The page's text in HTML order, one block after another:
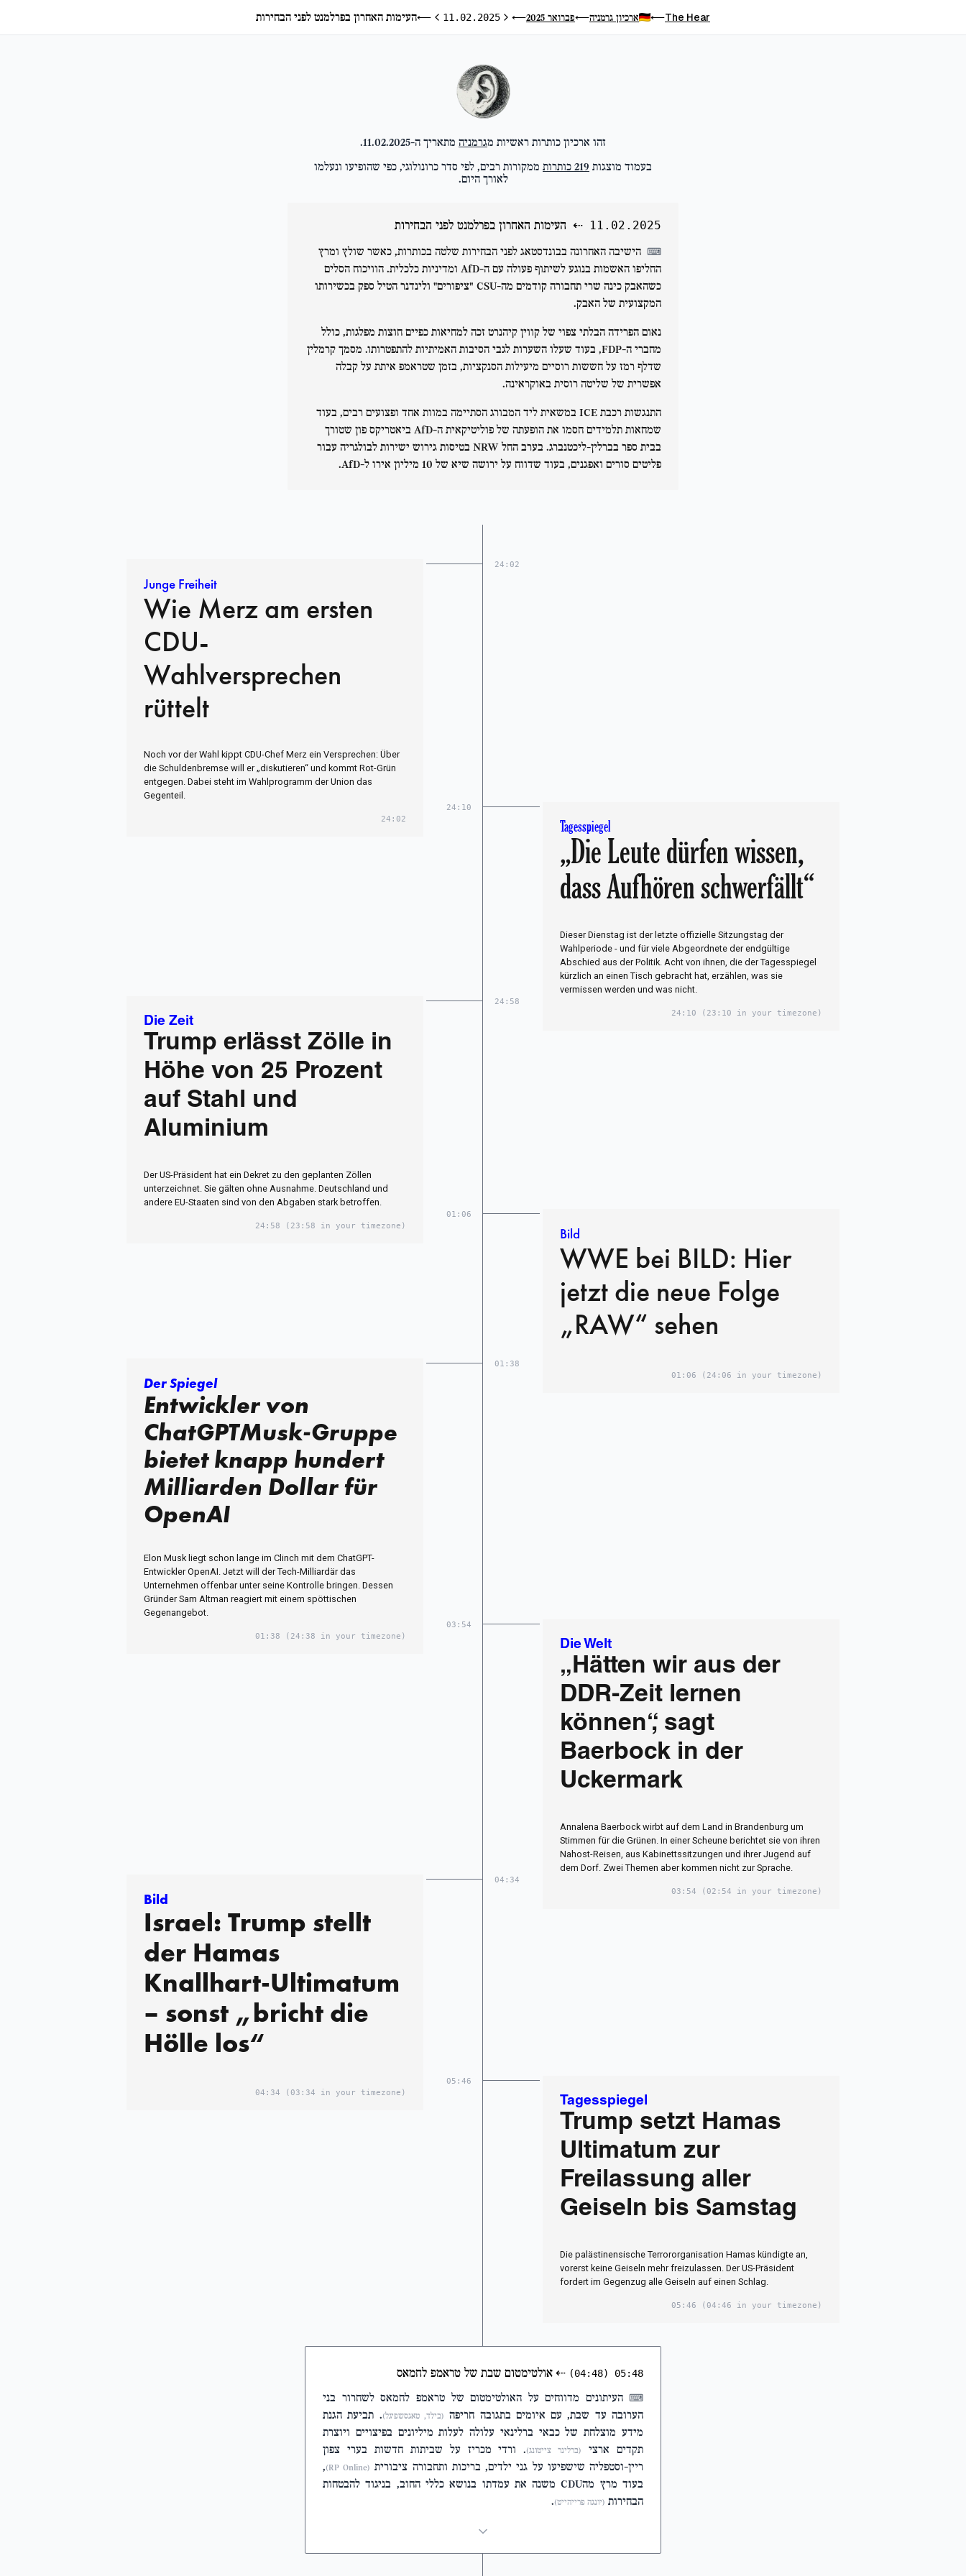
The Hear
⟵ ארכיון גרמניה⟵פברואר 2025 ⟵היום הקודם
11.02.2025 היום הבא
⟵העימות האחרון בפרלמנט לפני הבחירות
זהו ארכיון כותרות ראשיות מגרמניה מתאריך ה-11.02.2025
.
בעמוד מוצגות 219 כותרות ממקורות רבים, לפי סדר כרונולוגי, כפי שהופיעו ונעלמו
לאורך היום.
11.02.2025
⇠ העימות האחרון בפרלמנט לפני הבחירות
⌨ הישיבה האחרונה בבונדסטאג לפני הבחירות שלטה בכותרות, כאשר שולץ ומרץ
החליפו האשמות בנוגע לשיתוף פעולה עם ה-AfD ומדיניות כלכלית. הוויכוח הסלים
כשהאבק כינה שרי תחבורה קודמים מה-CSU "ציפורים" ולינדנר הטיל ספק בכשירותו
המקצועית של האבק.
נאום הפרידה הבלתי צפוי של קווין קיהנרט זכה למחיאות כפיים חוצות מפלגות, כולל
מחברי ה-FDP, בעוד שעלו השערות לגבי הסיבות האמיתיות להתפטרותו. מסמך קרמלין
שדלף רמז על חששות רוסיים מיעילות הסנקציות, בזמן שטראמפ איתת על קבלה
אפשרית של שליטה רוסית באוקראינה.
התנגשות רכבת ICE במשאית ליד המבורג הסתיימה במוות אחד ופצועים רבים, בעוד
שמחאות תלמידים חסמו את הופעתה של פוליטיקאית ה-AfD ביאטריקס פון שטורך
בבית ספר בברלין-ליכטנברג. בערב החל NRW בטיסות גירוש ישירות לבולגריה עבור
פליטים סורים ואפגנים, בעוד שדווח על ירושה שיא של 10 מיליון אירו ל-AfD.
24:02
Junge Freiheit
Wie Merz am ersten
CDU-
Wahlversprechen
rüttelt
Noch vor der Wahl kippt CDU-Chef Merz ein Versprechen: Über
die Schuldenbremse will er „diskutieren“ und kommt Rot-Grün
entgegen. Dabei steht im Wahlprogramm der Union das
Gegenteil.
24:02
24:10
Tagesspiegel
„Die Leute dürfen wissen,
dass Aufhören schwerfällt“
Dieser Dienstag ist der letzte offizielle Sitzungstag der
Wahlperiode - und für viele Abgeordnete der endgültige
Abschied aus der Politik. Acht von ihnen, die der Tagesspiegel
kürzlich an einen Tisch gebracht hat, erzählen, was sie
vermissen werden und was nicht.
24:10 (23:10 in your timezone)
24:58
Die Zeit
Trump erlässt Zölle in
Höhe von 25 Prozent
auf Stahl und
Aluminium
Der US-Präsident hat ein Dekret zu den geplanten Zöllen
unterzeichnet. Sie gälten ohne Ausnahme. Deutschland und
andere EU-Staaten sind von den Abgaben stark betroffen.
24:58 (23:58 in your timezone)
01:06
Bild
WWE bei BILD: Hier
jetzt die neue Folge
„RAW“ sehen
01:06 (24:06 in your timezone)
01:38
Der Spiegel
Entwickler von
ChatGPTMusk-Gruppe
bietet knapp hundert
Milliarden Dollar für
OpenAI
Elon Musk liegt schon lange im Clinch mit dem ChatGPT-
Entwickler OpenAI. Jetzt will der Tech-Milliardär das
Unternehmen offenbar unter seine Kontrolle bringen. Dessen
Gründer Sam Altman reagiert mit einem spöttischen
Gegenangebot.
01:38 (24:38 in your timezone)
03:54
Die Welt
„Hätten wir aus der
DDR-Zeit lernen
können“, sagt
Baerbock in der
Uckermark
Annalena Baerbock wirbt auf dem Land in Brandenburg um
Stimmen für die Grünen. In einer Scheune berichtet sie von ihren
Nahost-Reisen, aus Kabinettssitzungen und ihrer Jugend auf
dem Dorf. Zwei Themen aber kommen nicht zur Sprache.
03:54 (02:54 in your timezone)
04:34
Bild
Israel: Trump stellt
der Hamas
Knallhart-Ultimatum
– sonst „bricht die
Hölle los“
04:34 (03:34 in your timezone)
05:46
Tagesspiegel
Trump setzt Hamas
Ultimatum zur
Freilassung aller
Geiseln bis Samstag
Die palästinensische Terrororganisation Hamas kündigte an,
vorerst keine Geiseln mehr freizulassen. Der US-Präsident
fordert im Gegenzug alle Geiseln auf einen Schlag.
05:46 (04:46 in your timezone)
05:48
(04:48)
⇠אולטימטום שבת של טראמפ לחמאס
⌨ העיתונים מדווחים על האולטימטום של טראמפ לחמאס לשחרור בני
הערובה עד שבת, עם איומים בתגובה חריפה (בילד, טאגסשפיגל). תביעת הגנת
מידע מוצלחת של כבאי ברלינאי עלולה לעלות מיליונים בפיצויים ויוצרת
תקדים ארצי
(ברלינר צייטונג). ורדי מכריז על שביתות חדשות בערי צפון
ריין-וסטפליה שישפיעו על גני ילדים, בריכות ותחבורה ציבורית (RP Online)
,
בעוד מרץ מהCDU משנה את עמדתו בנושא כללי החוב, בניגוד להבטחות
הבחירות (יונגה פרייהייט).